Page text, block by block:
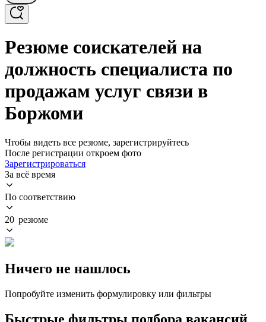
Резюме соискателей на
должность специалиста по
продажам услуг связи в
Боржоми
Чтобы видеть все резюме, зарегистрируйтесь
После регистрации откроем фото
Зарегистрироваться
За всё время
По соответствию
20 резюме
Ничего не нашлось
Попробуйте изменить формулировку или фильтры
Быстрые фильтры подбора вакансий